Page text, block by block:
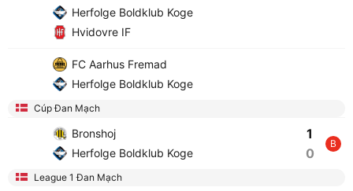
Herfolge Boldklub Koge
Hvidovre IF
FC Aarhus Fremad
Herfolge Boldklub Koge
Cúp Đan Mạch
Bronshoj
Herfolge Boldklub Koge
1
0
B
League 1 Đan Mạch